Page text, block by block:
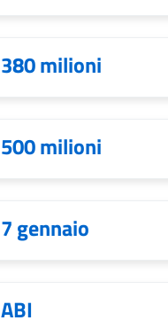
380 milioni
500 milioni
7 gennaio
ABI